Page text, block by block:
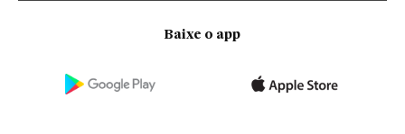
Baixe o app